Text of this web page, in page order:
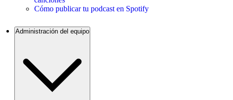
Cómo publicar tu podcast en Spotify
Administración del equipo